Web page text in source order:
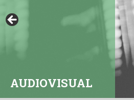
AUDIOVISUAL